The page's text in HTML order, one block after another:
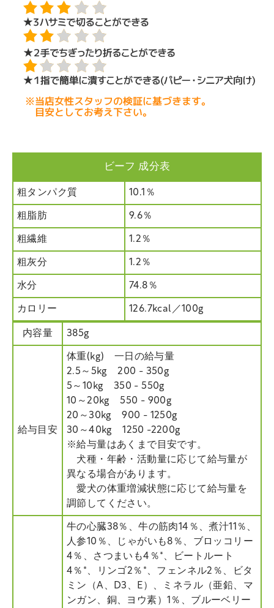
ビーフ 成分表
粗タンパク質 10.1％
粗脂肪 9.6％
粗繊維 1.2％
粗灰分 1.2％
水分 74.8％
カロリー 126.7kcal／100g
内容量 385g
給与目安
体重(kg) 一日の給与量
2.5～5kg 200 - 350g
5～10kg 350 - 550g
10～20kg 550 - 900g
20～30kg 900 - 1250g
30～40kg 1250 -2200g
※給与量はあくまで目安です。
犬種・年齢・活動量に応じて給与量が
異なる場合があります。
愛犬の体重増減状態に応じて給与量を
調節してください。
牛の心臓38％、牛の筋肉14％、煮汁11％、
人参10％、じゃがいも8％、ブロッコリー
4％、さつまいも4％*、ビートルート
4％*、リンゴ2％*、フェンネル2％、ビタ
ミン（A、D3、E）、ミネラル（亜鉛、マ
ンガン、銅、ヨウ素）1％、ブルーベリー